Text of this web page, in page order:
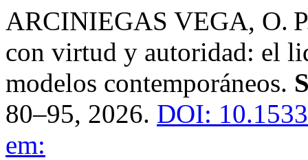
ARCINIEGAS VEGA, O.
con virtud y autoridad: el
modelos contemporáneos.
80–95, 2026. DOI:
em: